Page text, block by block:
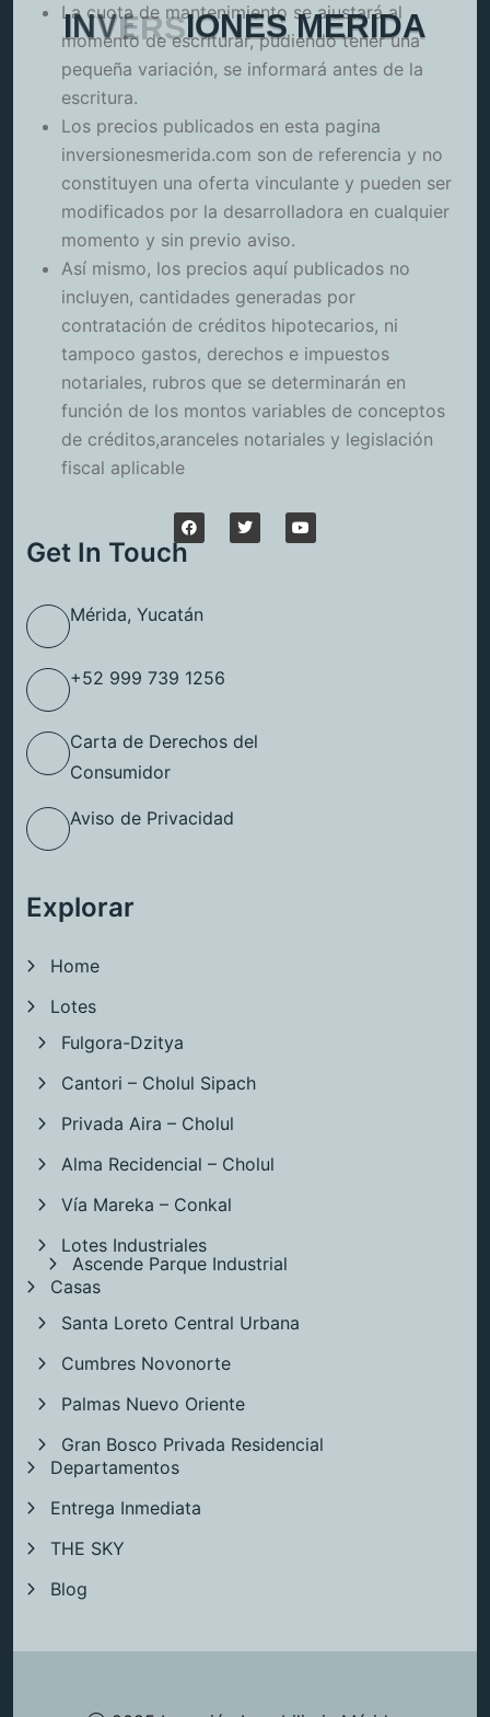
INVERSIONES MERIDA
La cuota de mantenimiento se ajustará al
momento de escriturar, pudiendo tener una
pequeña variación, se informará antes de la
escritura.
Los precios publicados en esta pagina
inversionesmerida.com son de referencia y no
constituyen una oferta vinculante y pueden ser
modificados por la desarrolladora en cualquier
momento y sin previo aviso.
Así mismo, los precios aquí publicados no
incluyen, cantidades generadas por
contratación de créditos hipotecarios, ni
tampoco gastos, derechos e impuestos
notariales, rubros que se determinarán en
función de los montos variables de conceptos
de créditos,aranceles notariales y legislación
fiscal aplicable
Get In Touch
Mérida, Yucatán
+52 999 739 1256
Carta de Derechos del
Consumidor
Aviso de Privacidad
Explorar
Home
Lotes
Fulgora-Dzitya
Cantori – Cholul Sipach
Privada Aira – Cholul
Alma Recidencial – Cholul
Vía Mareka – Conkal
Lotes Industriales
Ascende Parque Industrial
Casas
Santa Loreto Central Urbana
Cumbres Novonorte
Palmas Nuevo Oriente
Gran Bosco Privada Residencial
Departamentos
Entrega Inmediata
THE SKY
Blog